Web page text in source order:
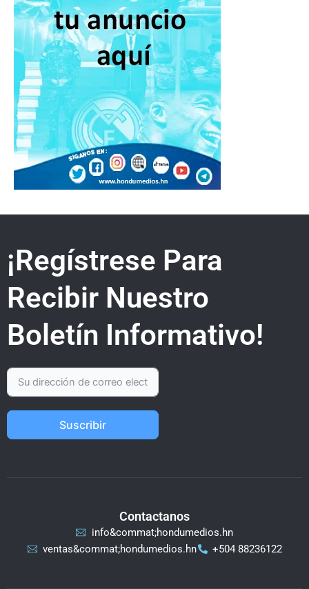
¡Regístrese Para
Recibir Nuestro
Boletín Informativo!
Suscribir
Contactanos
info&commat;hondumedios.hn
ventas&commat;hondumedios.hn
+504 88236122